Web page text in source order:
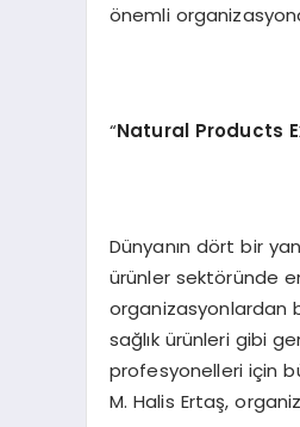
önemli
“Natural Products
Dünyanın dört bir
ürünler sektöründe
organizasyonlardan
sağlık ürünleri gibi
profesyonelleri için
M. Halis Ertaş,